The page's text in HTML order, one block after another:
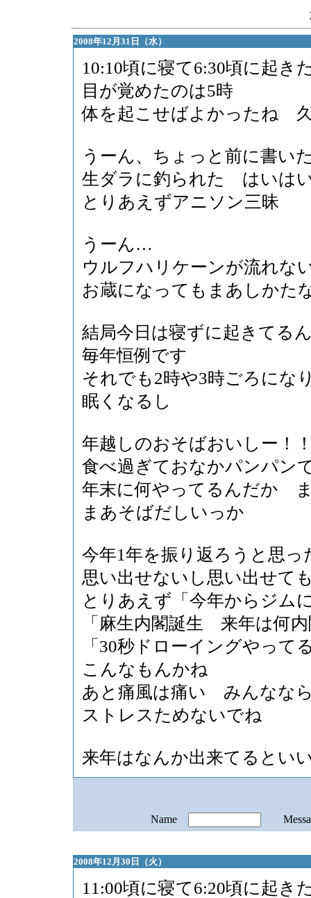
2008年12月31日（水）
10:10頃に寝て6:30頃に起き
目が覚めたのは5時
体を起こせばよかったね
うーん、ちょっと前に書い
生ダラに釣られた はいは
とりあえずアニソン三昧
うーん…
ウルフハリケーンが流れな
お蔵になってもまあしかた
結局今日は寝ずに起きてる
毎年恒例です
それでも2時や3時ごろにな
眠くなるし
年越しのおそばおいしー！
食べ過ぎておなかパンパン
年末に何やってるんだか
まあそばだしいっか
今年1年を振り返ろうと思っ
思い出せないし思い出せて
とりあえず「今年からジム
「麻生内閣誕生 来年は何
「30秒ドローイングやって
こんなもんかね
あと痛風は痛い みんなな
ストレスためないでね
来年はなんか出来てるとい
Name
2008年12月30日（火）
11:00頃に寝て6:20頃に起き